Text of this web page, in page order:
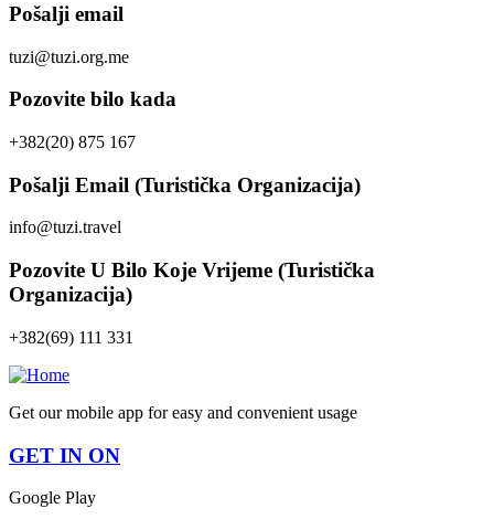
Pošalji email
tuzi@tuzi.org.me
Pozovite bilo kada
+382(20) 875 167
Pošalji Email (Turistička Organizacija)
info@tuzi.travel
Pozovite U Bilo Koje Vrijeme (Turistička
Organizacija)
+382(69) 111 331
Get our mobile app for easy and convenient usage
GET IN ON
Google Play